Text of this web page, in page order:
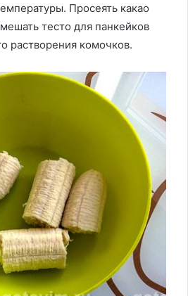
Просеять какао
тесто для панкейков
растворения комочков.